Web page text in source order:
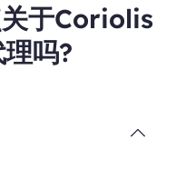
于Coriolis
吗?